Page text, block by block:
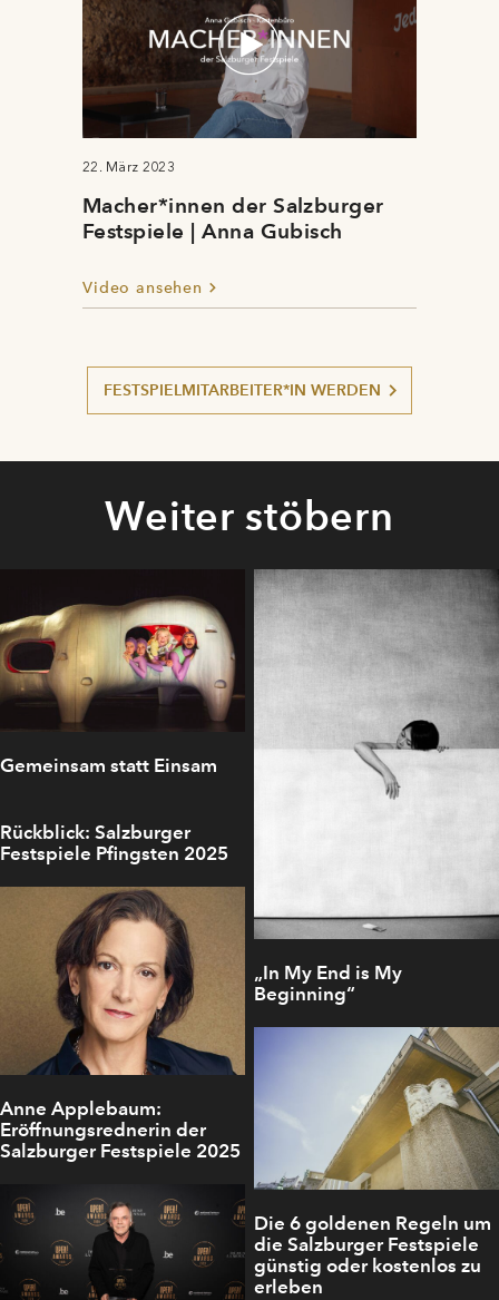
22. März 2023
Macher*innen der Salzburger
Festspiele | Anna Gubisch
Video ansehen
FESTSPIELMITARBEITER*IN WERDEN
Weiter stöbern
Gemeinsam statt Einsam
„In My End is My
Beginning“
Rückblick: Salzburger
Festspiele Pfingsten 2025
Anne Applebaum:
Eröffnungsrednerin der
Salzburger Festspiele 2025
Die 6 goldenen Regeln um
die Salzburger Festspiele
günstig oder kostenlos zu
erleben